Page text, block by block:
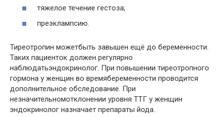
тяжелое течение гестоза;
преэклампсию.
Тиреотропин можетбыть завышен ещё до беременности.
Таких пациенток должен регулярно
наблюдатьэндокринолог. При повышении тиреотропного
гормона у женщин во времябеременности проводится
дополнительное обследование. При
незначительномотклонении уровня ТТГ у женщин
эндокринолог назначает препараты йода.